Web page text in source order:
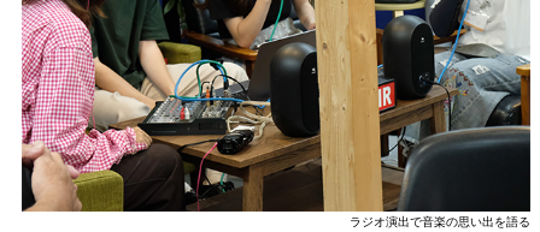
ラジオ演出で音楽の思い出を語る